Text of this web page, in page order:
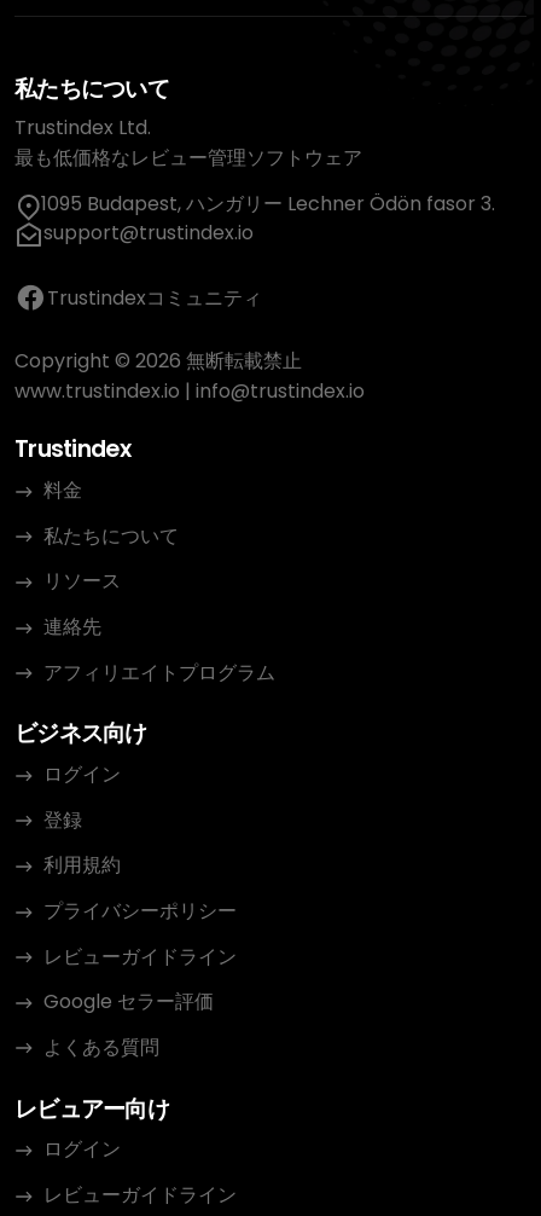
私たちについて
Trustindex Ltd.
最も低価格なレビュー管理ソフトウェア
1095 Budapest, ハンガリー Lechner Ödön fasor 3.
support@trustindex.io
Trustindexコミュニティ
Copyright © 2026 無断転載禁止
www.trustindex.io | info@trustindex.io
Trustindex
料金
私たちについて
リソース
連絡先
アフィリエイトプログラム
ビジネス向け
ログイン
登録
利用規約
プライバシーポリシー
レビューガイドライン
Google セラー評価
よくある質問
レビュアー向け
ログイン
レビューガイドライン